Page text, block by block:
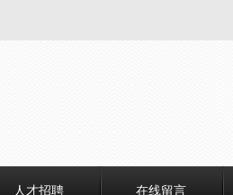
人才招聘 在线留言